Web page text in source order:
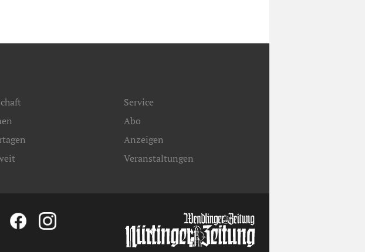
Service
Abo
Anzeigen
Veranstaltungen